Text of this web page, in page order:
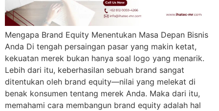
Mengapa Brand Equity Menentukan Masa Depan Bisnis
Anda Di tengah persaingan pasar yang makin ketat,
kekuatan merek bukan hanya soal logo yang menarik.
Lebih dari itu, keberhasilan sebuah brand sangat
ditentukan oleh brand equity—nilai yang melekat di
benak konsumen tentang merek Anda. Maka dari itu,
memahami cara membangun brand equity adalah hal